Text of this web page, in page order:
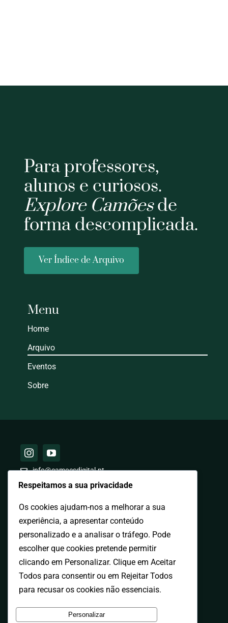
Para professores,
alunos e curiosos.
Explore Camõesde
forma descomplicada.
Ver Índice de Arquivo
Menu
Home
Arquivo
Eventos
Sobre
info@camoesdigital.pt
Developed by RAMO DESIGN
Aviso Legal / Direitos de Autor
Política de Cookies Política de Privacidade
Respeitamos a sua privacidade
Os cookies ajudam-nos a melhorar a sua
experiência, a apresentar conteúdo
personalizado e a analisar o tráfego. Pode
escolher que cookies pretende permitir
clicando em Personalizar. Clique em Aceitar
Todos para consentir ou em Rejeitar Todos
para recusar os cookies não essenciais.
Personalizar